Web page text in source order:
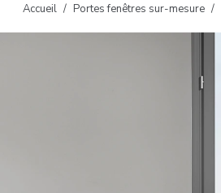
Vous êtes ici :
Accueil Portes fenêtres sur-mesure